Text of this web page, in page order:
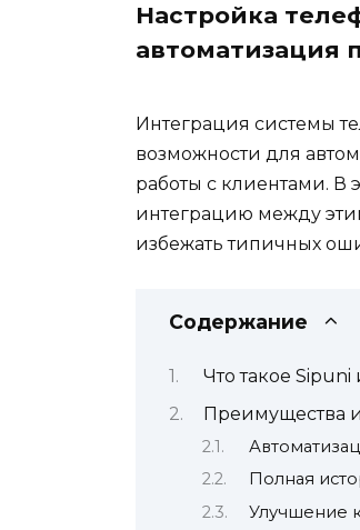
Настройка
автоматизация
Интеграция системы
возможности для
работы с клиентами. В
интеграцию между
избежать типичных
Содержание
Что такое
Преимущества
Полная
Улучшение